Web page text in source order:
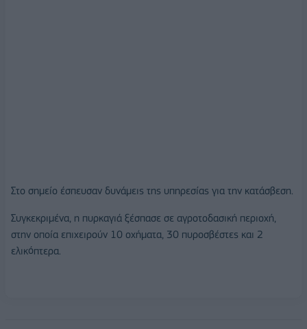
Στο σημείο έσπευσαν δυνάμεις της υπηρεσίας για την κατάσβεση.
Συγκεκριμένα, η πυρκαγιά ξέσπασε σε αγροτοδασική περιοχή,
στην οποία επιχειρούν 10 οχήματα, 30 πυροσβέστες και 2
ελικόπτερα.